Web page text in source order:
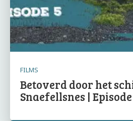
FILMS
Betoverd door het
Snaefellsnes | Episode